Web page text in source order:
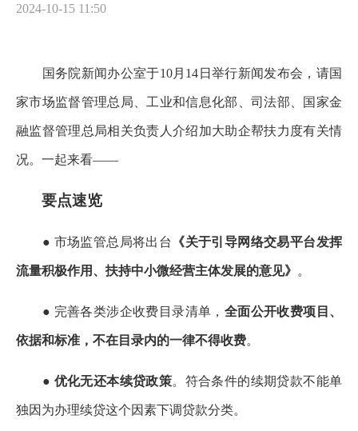
2024-10-15 11:50
国务院新闻办公室于10月14日举行新闻发布会，请国
家市场监督管理总局、工业和信息化部、司法部、国家金
融监督管理总局相关负责人介绍加大助企帮扶力度有关情
况。一起来看——
要点速览
● 市场监管总局将出台 《关于引导网络交易平台发挥
流量积极作用、扶持中小微经营主体发展的意见》 。
● 完善各类涉企收费目录清单， 全面公开收费项目、
依据和标准，不在目录内的一律不得收费。
● 优化无还本续贷政策。符合条件的续期贷款不能单
独因为办理续贷这个因素下调贷款分类。